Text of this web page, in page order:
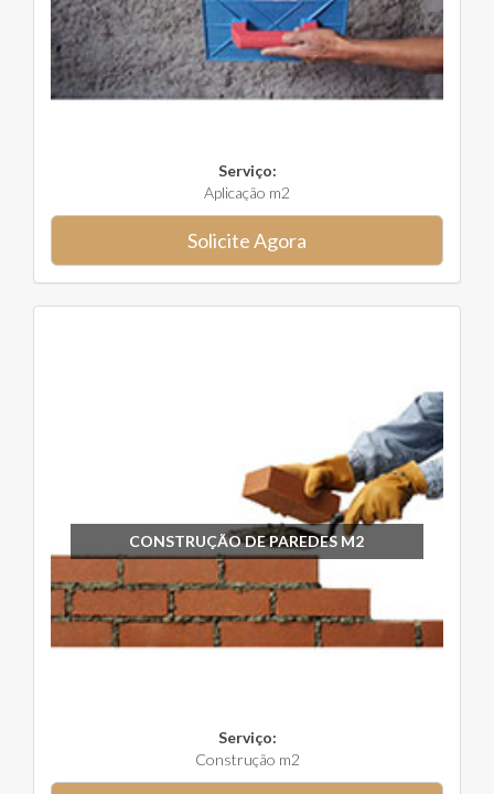
Serviço:
Aplicação m2
Solicite Agora
CONSTRUÇÃO DE PAREDES M2
Serviço:
Construção m2